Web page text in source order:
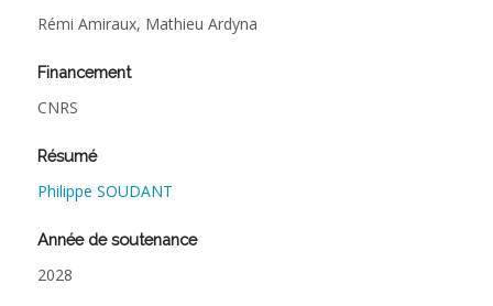
Rémi Amiraux, Mathieu Ardyna
Financement
CNRS
Résumé
Philippe SOUDANT
Année de soutenance
2028